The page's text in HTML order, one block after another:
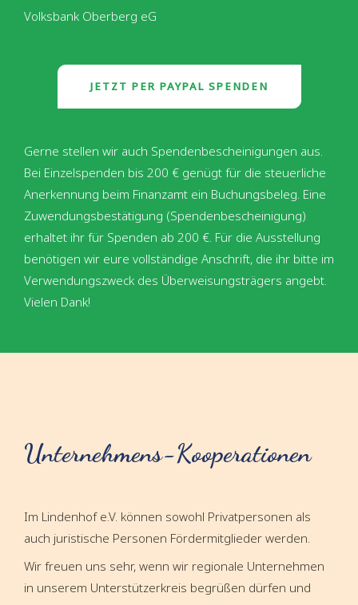
Volksbank Oberberg eG
JETZT PER PAYPAL SPENDEN
Gerne stellen wir auch Spendenbescheinigungen aus.
Bei Einzelspenden bis 200 € genügt für die steuerliche
Anerkennung beim Finanzamt ein Buchungsbeleg. Eine
Zuwendungsbestätigung (Spendenbescheinigung)
erhaltet ihr für Spenden ab 200 €. Für die Ausstellung
benötigen wir eure vollständige Anschrift, die ihr bitte im
Verwendungszweck des Überweisungsträgers angebt.
Vielen Dank!
Unternehmens-Kooperationen
Im Lindenhof e.V. können sowohl Privatpersonen als
auch juristische Personen Fördermitglieder werden.
Wir freuen uns sehr, wenn wir regionale Unternehmen
in unserem Unterstützerkreis begrüßen dürfen und